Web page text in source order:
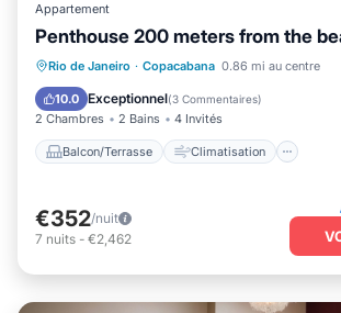
Appartement
Penthouse 200 meters from the
Rio de Janeiro · Copacabana 0.86 mi au centre
10.0 Exceptionnel(3 Commentaires)
2 Chambres 2 Bains 4 Invités
Balcon/Terrasse Climatisation
Balcon/Terrasse
Climatisation
Internet
€352/nuit
7 nuits - €2,462